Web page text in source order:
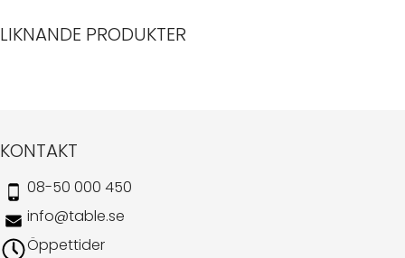
LIKNANDE PRODUKTER
KONTAKT
08-50 000 450
info@table.se
Öppettider